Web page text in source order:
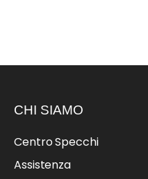
CHI SIAMO
Centro Specchi
Assistenza